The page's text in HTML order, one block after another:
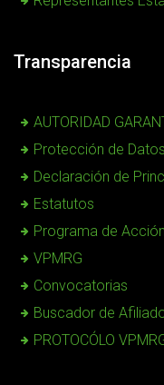
Transparencia
AUTORIDAD
Protección de
Declaración de
Estatutos
Programa de Acción
VPMRG
Convocatorias
Buscador de
PROTOCÓLO